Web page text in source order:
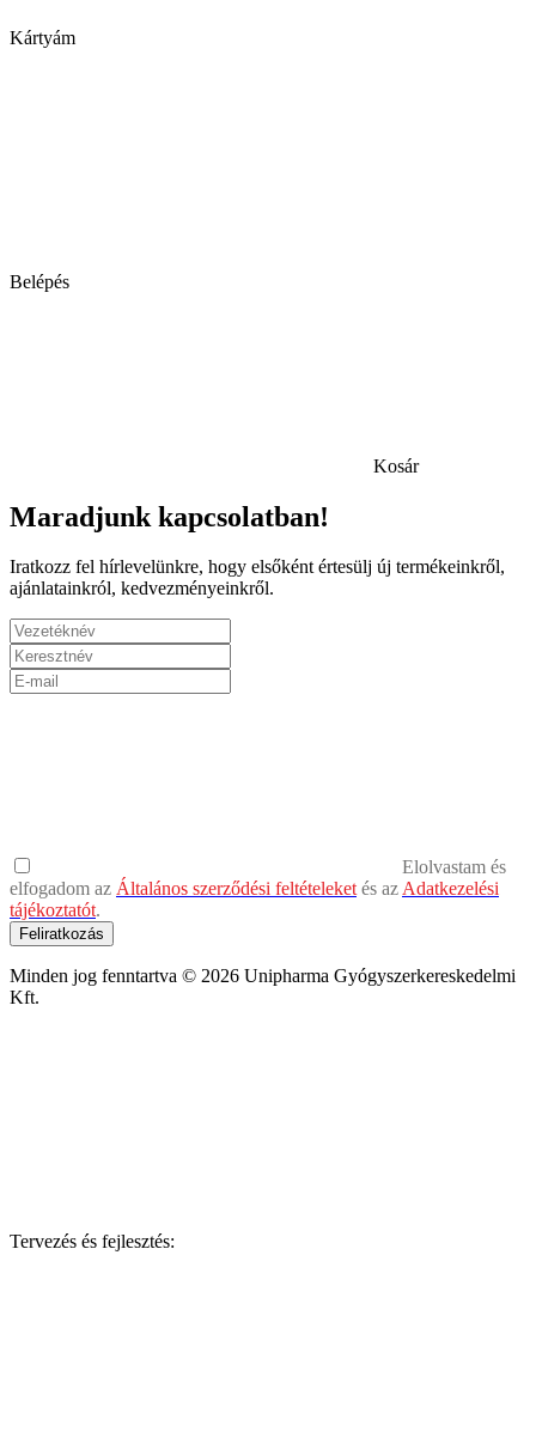
Kártyám
Belépés
Kosár
Maradjunk kapcsolatban!
Iratkozz fel hírlevelünkre, hogy elsőként értesülj új termékeinkről,
ajánlatainkról, kedvezményeinkről.
Elolvastam és
elfogadom az Általános szerződési feltételeketés azAdatkezelési
tájékoztatót.
Feliratkozás
Minden jog fenntartva © 2026 Unipharma Gyógyszerkereskedelmi
Kft.
Tervezés és fejlesztés: